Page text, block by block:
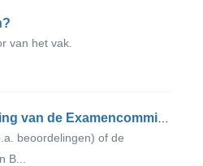
van het vak.
beoordelingen) of de
B...